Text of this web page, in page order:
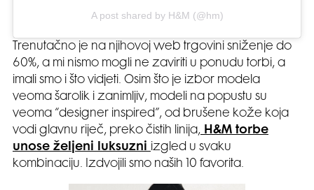
A post shared by H&M (@hm)
Trenutačno je na njihovoj web trgovini sniženje do
60%, a mi nismo mogli ne zaviriti u ponudu torbi, a
imali smo i što vidjeti. Osim što je izbor modela
veoma šarolik i zanimljiv, modeli na popustu su
veoma “designer inspired”, od brušene kože koja
vodi glavnu riječ, preko čistih linija, H&M torbe
unose željeni luksuzni
izgled u svaku
kombinaciju. Izdvojili smo naših 10 favorita.